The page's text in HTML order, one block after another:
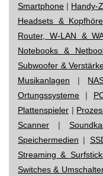
Smartphone | Handy-
Headsets &
Router, W-LAN &
Notebooks &
Subwoofer &
Musikanlagen |
Ortungssysteme |
Plattenspieler |
Scanner |
Speichermedien |
Streaming &
Switches &